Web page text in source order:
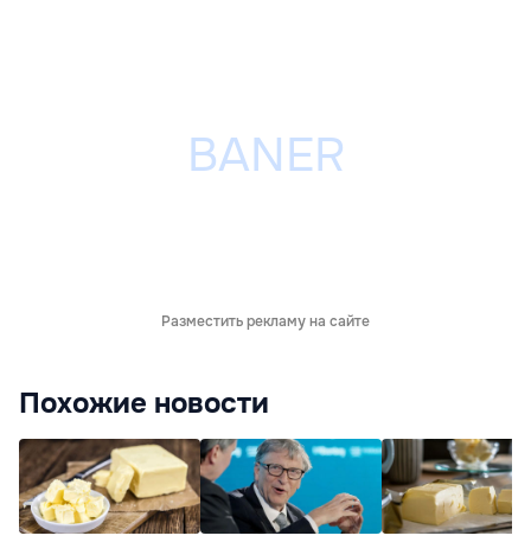
Разместить рекламу на сайте
Похожие новости